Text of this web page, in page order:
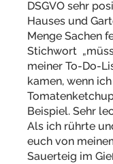
DSGVO sehr
Hauses und
Menge Sachen
Stichwort
meiner To-Do-
kamen, wenn
Beispiel. Sehr
Als ich rührte
euch von
Sauerteig im